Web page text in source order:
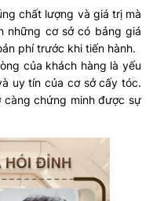
chất lượng và giá trị mà
những cơ sở có bảng giá
phí trước khi tiến hành.
của khách hàng là yếu
uy tín của cơ sở cấy tóc.
càng chứng minh được sự